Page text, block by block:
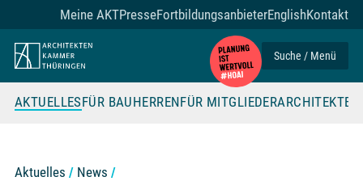
Zum Seiteninhalt
Suche / Menü
AKTUELLESFÜR BAUHERRENFÜR MITGLIEDER
Meine AKTPresseFortbildungsanbieterEnglishKontakt
Aktuelles News